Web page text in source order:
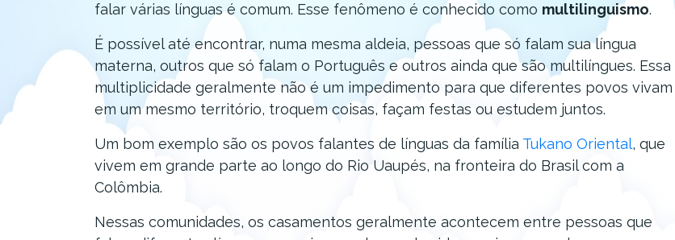
falar várias línguas é comum. Esse fenômeno é conhecido como multilinguismo.
É possível até encontrar, numa mesma aldeia, pessoas que só falam sua língua
materna, outros que só falam o Português e outros ainda que são multilíngues. Essa
multiplicidade geralmente não é um impedimento para que diferentes povos vivam
em um mesmo território, troquem coisas, façam festas ou estudem juntos.
Um bom exemplo são os povos falantes de línguas da família Tukano Oriental, que
vivem em grande parte ao longo do Rio Uaupés, na fronteira do Brasil com a
Colômbia.
Nessas comunidades, os casamentos geralmente acontecem entre pessoas que